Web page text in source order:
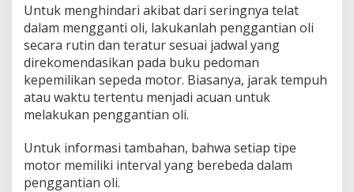
Untuk menghindari akibat dari seringnya telat
dalam mengganti oli, lakukanlah penggantian oli
secara rutin dan teratur sesuai jadwal yang
direkomendasikan pada buku pedoman
kepemilikan sepeda motor. Biasanya, jarak tempuh
atau waktu tertentu menjadi acuan untuk
melakukan penggantian oli.
Untuk informasi tambahan, bahwa setiap tipe
motor memiliki interval yang berebeda dalam
penggantian oli.